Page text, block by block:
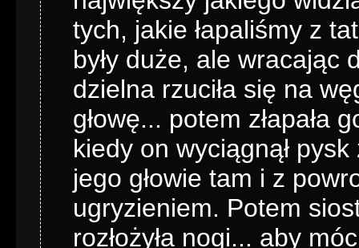
tych, jakie łapaliśmy z
były duże, ale wracając
dzielna rzuciła się na
głowę... potem złapała
kiedy on wyciągnął
jego głowie tam i z
ugryzieniem. Potem
rozłożyła nogi... aby